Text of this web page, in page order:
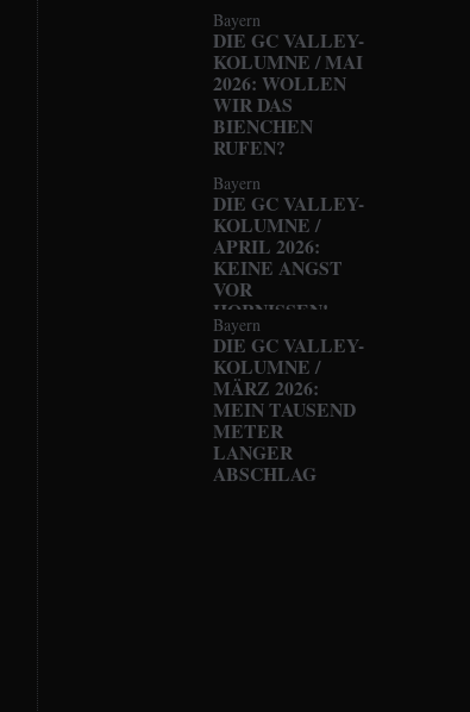
Bayern
DIE GC VALLEY-
KOLUMNE / MAI
2026: WOLLEN
WIR DAS
BIENCHEN
RUFEN?
Bayern
DIE GC VALLEY-
KOLUMNE /
APRIL 2026:
KEINE ANGST
VOR
HORNISSEN!
Bayern
DIE GC VALLEY-
KOLUMNE /
MÄRZ 2026:
MEIN TAUSEND
METER
LANGER
ABSCHLAG